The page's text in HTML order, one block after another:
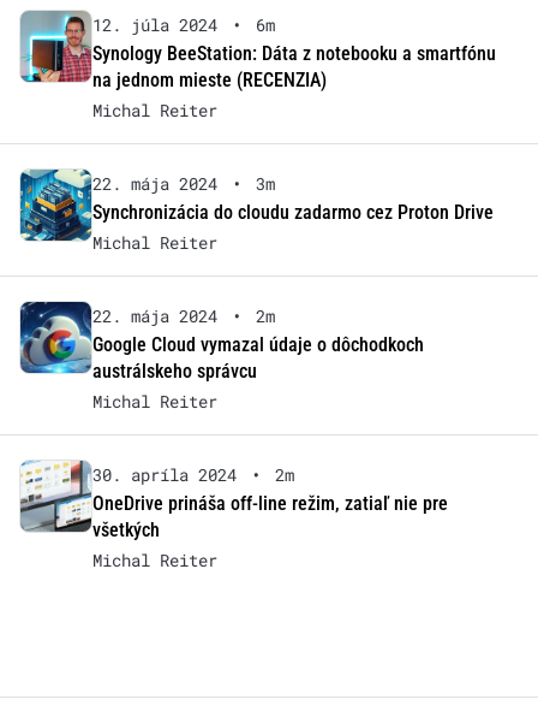
12. júla 2024 •
6m
Synology BeeStation: Dáta z notebooku a smartfónu
na jednom mieste (RECENZIA)
Michal Reiter
22. mája 2024 •
3m
Synchronizácia do cloudu zadarmo cez Proton Drive
Michal Reiter
22. mája 2024 •
2m
Google Cloud vymazal údaje o dôchodkoch
austrálskeho správcu
Michal Reiter
30. apríla 2024 •
2m
OneDrive prináša off-line režim, zatiaľ nie pre
všetkých
Michal Reiter